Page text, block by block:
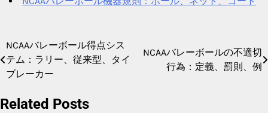
Post
navigation
NCAAバレーボール得点シス
テム：ラリー、従来型、タイ
ブレーカー
NCAAバレーボールの不適切
行為：定義、罰則、例
Related Posts